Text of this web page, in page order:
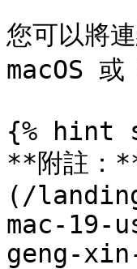
您可以將
macOS
{% hint
**附註：
(/
mac-
geng-